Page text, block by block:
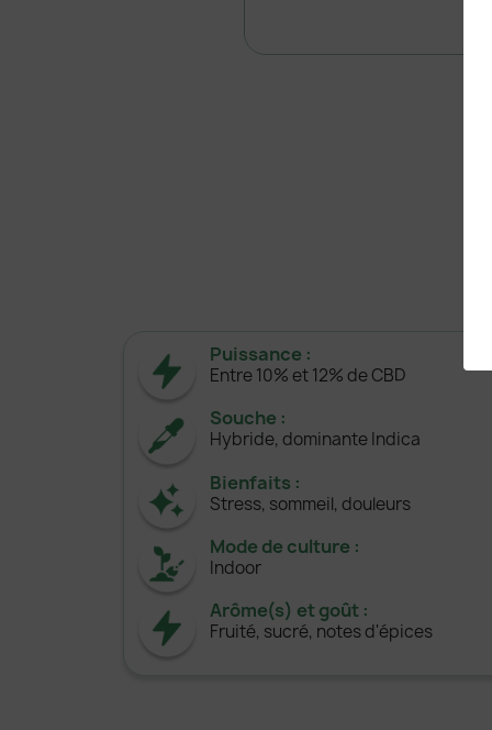
Puissance :
Entre 10% et 12% de CBD
Souche :
Hybride, dominante Indica
Bienfaits :
Stress, sommeil, douleurs
Mode de culture :
Indoor
Arôme(s) et goût :
Fruité, sucré, notes d'épices